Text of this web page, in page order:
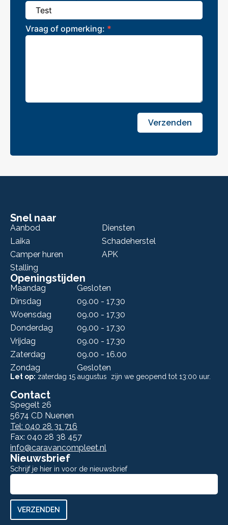
Vraag of opmerking: *
Verzenden
Snel naar
Aanbod
Laika
Camper huren
Stalling
Diensten
Schadeherstel
APK
Openingstijden
Maandag
Dinsdag
Woensdag
Donderdag
Vrijdag
Zaterdag
Zondag
Gesloten
09.00 - 17.30
09.00 - 17.30
09.00 - 17.30
09.00 - 17.30
09.00 - 16.00
Gesloten
Let op: zaterdag 15 augustus zijn we geopend tot 13:00 uur.
Contact
Spegelt 26
5674 CD Nuenen
Tel: 040 28 31 716
Fax: 040 28 38 457
info@caravancompleet.nl
Nieuwsbrief
Schrijf je hier in voor de nieuwsbrief
nieuwsbrief
VERZENDEN